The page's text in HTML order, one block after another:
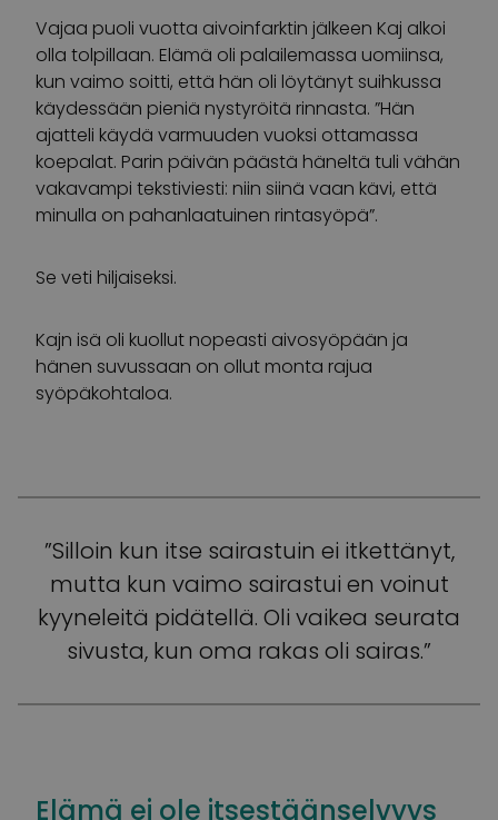
Vajaa puoli vuotta aivoinfarktin jälkeen Kaj alkoi
olla tolpillaan. Elämä oli palailemassa uomiinsa,
kun vaimo soitti, että hän oli löytänyt suihkussa
käydessään pieniä nystyröitä rinnasta. ”Hän
ajatteli käydä varmuuden vuoksi ottamassa
koepalat. Parin päivän päästä häneltä tuli vähän
vakavampi tekstiviesti: niin siinä vaan kävi, että
minulla on pahanlaatuinen rintasyöpä”.
Se veti hiljaiseksi.
Kajn isä oli kuollut nopeasti aivosyöpään ja
hänen suvussaan on ollut monta rajua
syöpäkohtaloa.
”Silloin kun itse sairastuin ei itkettänyt,
mutta kun vaimo sairastui en voinut
kyyneleitä pidätellä. Oli vaikea seurata
sivusta, kun oma rakas oli sairas.”
Elämä ei ole itsestäänselvyys